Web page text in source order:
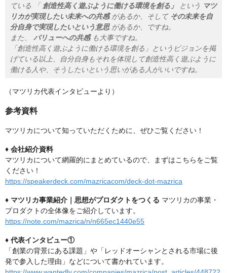
ている 「 創造性高く遊ぶように働ける環境を創る」 という マツ
リカが実現したい未来への共感があるか、そして その未来を自
分自身で実現したいという意思があるか、ですね。
また、 バリューへの共感も大事ですね。
「創造性高く遊ぶように働ける環境を創る」というビジョンを掲
げている以上、自分自身もそれを体現して創造性高く遊ぶように
働ける人や、そうしたいという思いがある人がいいですね。
（マツリカ代表インタビューより）
参考資料
マツリカについて知っていただくために、ぜひご覧ください！
♦︎ 会社紹介資料
マツリカについて網羅的にまとめているので、まずはこちらをご覧
ください！
https://speakerdeck.com/mazricacom/deck-dot-mazrica
♦︎ マツリカ事業紹介｜思想がプロダクトをつくる マツリカの事業・
プロダクトの全体像をご紹介しています。
https://note.com/mazrica/n/n665ec1440e55
♦︎ 代表インタビュー①
「創業の背景にある課題」や「レッドオーシャンとされる市場に後
発で参入した理由」などについて書かれています。